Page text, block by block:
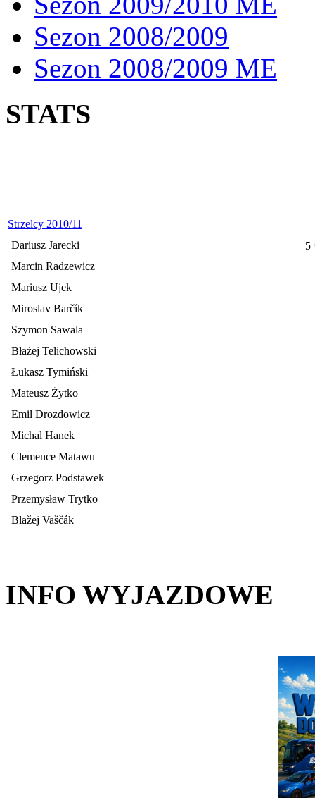
Sezon 2008/2009
Sezon 2008/2009 ME
STATS
Strzelcy 2010/11
Dariusz Jarecki
5
Marcin Radzewicz
Mariusz Ujek
Miroslav Barčík
Szymon Sawala
Błażej Telichowski
Łukasz Tymiński
Mateusz Żytko
Emil Drozdowicz
Michal Hanek
Clemence Matawu
Grzegorz Podstawek
Przemysław Trytko
Blažej Vaščák
INFO WYJAZDOWE